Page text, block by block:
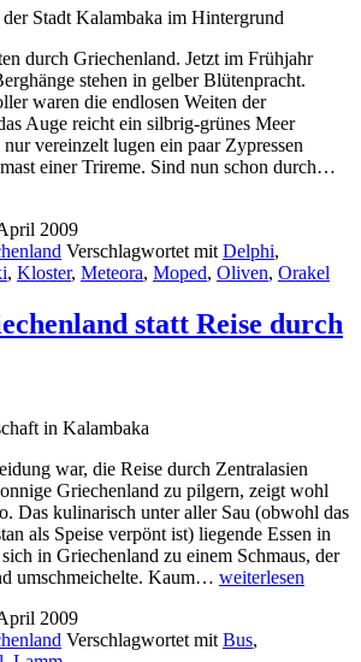
Stadt Kalambaka im Hintergrund
durch Griechenland. Jetzt im Frühjahr
stehen in gelber Blütenpracht.
waren die endlosen Weiten der
Auge reicht ein silbrig-grünes Meer
vereinzelt lugen ein paar Zypressen
einer Trireme. Sind nun schon durch…
das
2009
Verschlagwortet mit Delphi,
, Kloster, Meteora, Moped, Oliven, Orakel
statt Reise durch
in Kalambaka
war, die Reise durch Zentralasien
Griechenland zu pilgern, zeigt wohl
Das kulinarisch unter aller Sau (obwohl das
als Speise verpönt ist) liegende Essen in
in Griechenland zu einem Schmaus, der
umschmeichelte. Kaum… Urlaub
statt
weiterlesen
2009
Verschlagwortet mitBus,